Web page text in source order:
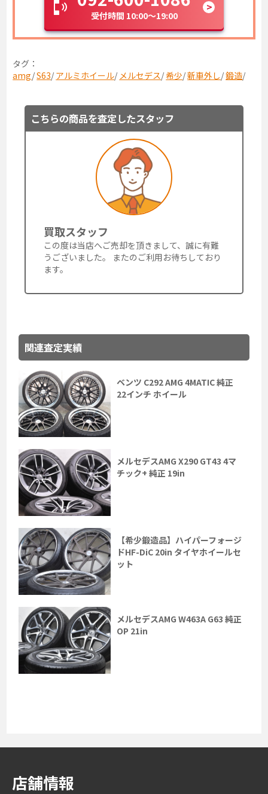
受付時間 10:00～19:00
タグ：
amg/S63/ アルミホイール/ メルセデス/希少/新車外し/鍛造/
こちらの商品を査定したスタッフ
買取スタッフ
この度は当店へご売却を頂きまして、誠に有難
うございました。 またのご利用お待ちしており
ます。
関連査定実績
ベンツ C292 AMG 4MATIC 純正
22インチ ホイール
メルセデスAMG X290 GT43 4マ
チック+ 純正 19in
【希少鍛造品】ハイパーフォージ
ドHF-DiC 20in タイヤホイールセ
ット
メルセデスAMG W463A G63 純正
OP 21in
店舗情報